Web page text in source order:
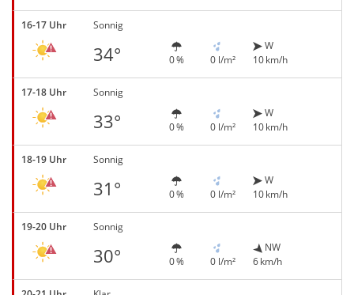
16-17 Uhr Sonnig
34° 0 % 0 l/m²
W
10 km/h
17-18 Uhr Sonnig
33° 0 % 0 l/m²
W
10 km/h
18-19 Uhr Sonnig
31° 0 % 0 l/m²
W
10 km/h
19-20 Uhr Sonnig
30° 0 % 0 l/m²
NW
6 km/h